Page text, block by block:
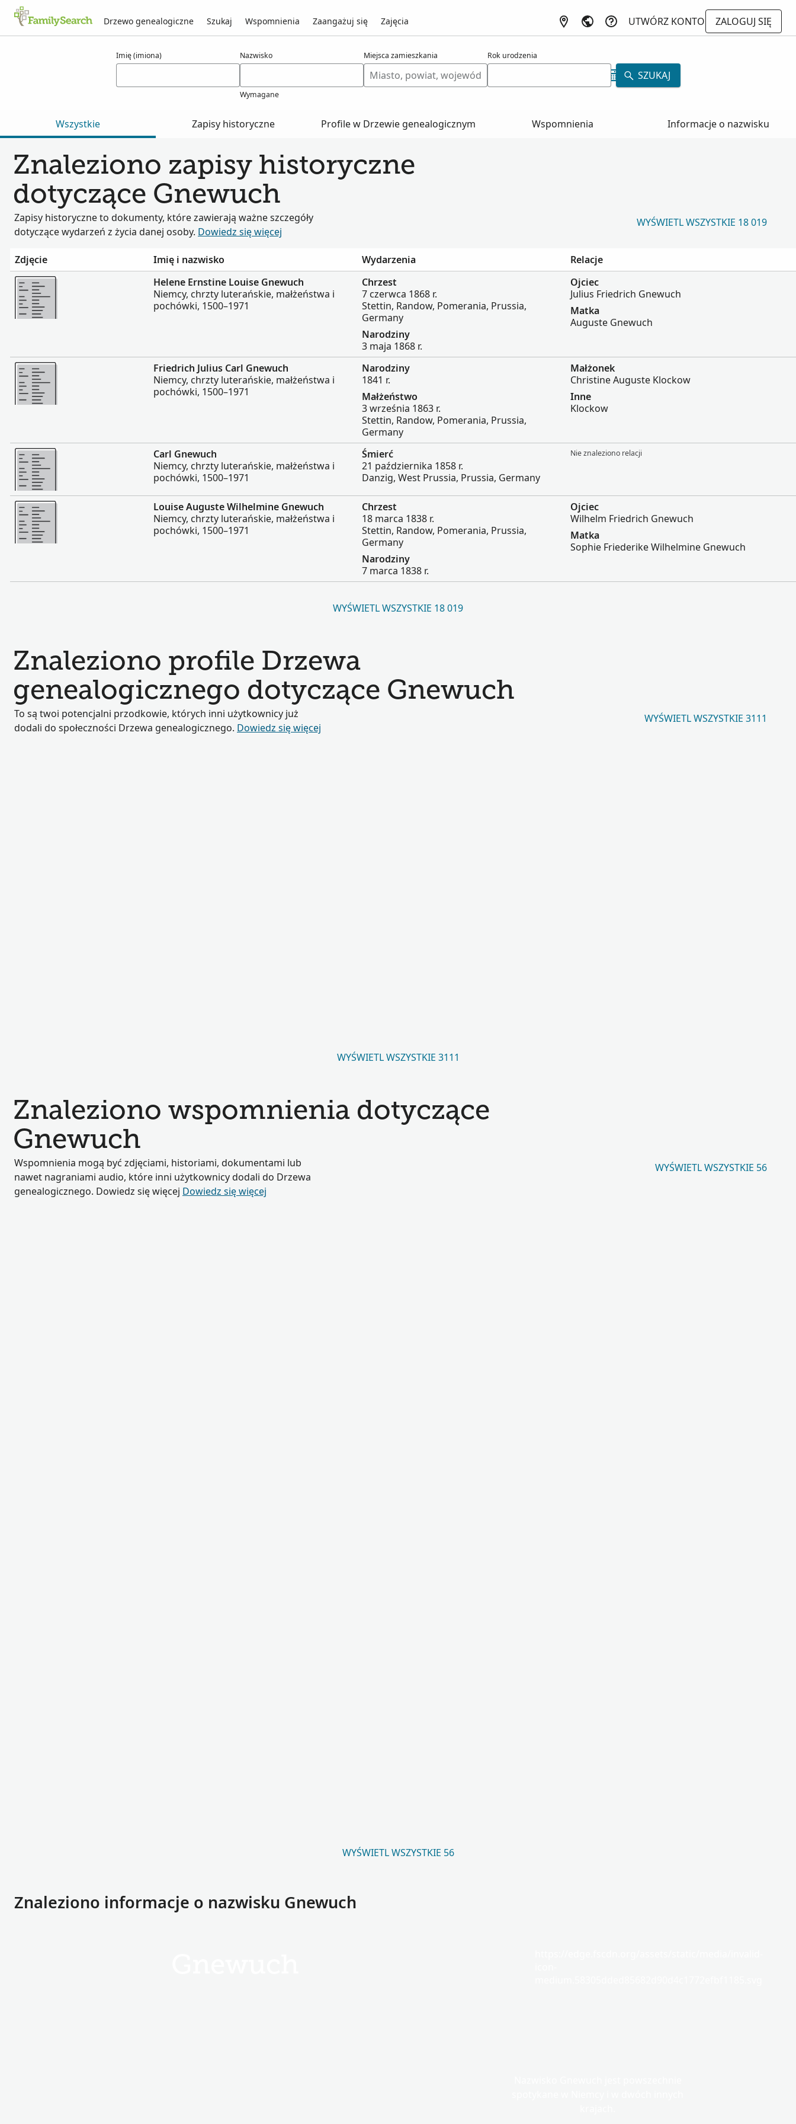
Drzewo genealogiczne Szukaj Wspomnienia Zaangażuj się Zajęcia UTWÓRZ KONTO
ZALOGUJ SIĘ
Imię (imiona) Nazwisko
Wymagane
Miejsca zamieszkania Rok urodzenia
SZUKAJ
Wszystkie Zapisy historyczne Profile w Drzewie genealogicznym Wspomnienia Informacje o nazwisku
Znaleziono zapisy historyczne
dotyczące Gnewuch
Zapisy historyczne to dokumenty, które zawierają ważne szczegóły
dotyczące wydarzeń z życia danej osoby. Dowiedz się więcej
WYŚWIETL WSZYSTKIE 18 019
Zdjęcie Imię i nazwisko Wydarzenia
Relacje
Więcej
Helene Ernstine Louise Gnewuch
Niemcy, chrzty luterańskie, małżeństwa i
pochówki, 1500–1971
Chrzest
7 czerwca 1868 r.
Stettin, Randow, Pomerania, Prussia,
Germany
Narodziny
3 maja 1868 r.
Ojciec
Julius Friedrich Gnewuch
Matka
Auguste Gnewuch
Więcej
Friedrich Julius Carl Gnewuch
Niemcy, chrzty luterańskie, małżeństwa i
pochówki, 1500–1971
Narodziny
1841 r.
Małżeństwo
3 września 1863 r.
Stettin, Randow, Pomerania, Prussia,
Germany
Małżonek
Christine Auguste Klockow
Inne
Klockow
Więcej
Carl Gnewuch
Niemcy, chrzty luterańskie, małżeństwa i
pochówki, 1500–1971
Śmierć
21 października 1858 r.
Danzig, West Prussia, Prussia, Germany
Nie znaleziono relacji
Więcej
Louise Auguste Wilhelmine Gnewuch
Niemcy, chrzty luterańskie, małżeństwa i
pochówki, 1500–1971
Chrzest
18 marca 1838 r.
Stettin, Randow, Pomerania, Prussia,
Germany
Narodziny
7 marca 1838 r.
Ojciec
Wilhelm Friedrich Gnewuch
Matka
Sophie Friederike Wilhelmine Gnewuch
WYŚWIETL WSZYSTKIE 18 019
Znaleziono profile Drzewa
genealogicznego dotyczące Gnewuch
To są twoi potencjalni przodkowie, których inni użytkownicy już
dodali do społeczności Drzewa genealogicznego. Dowiedz się więcej
WYŚWIETL WSZYSTKIE 3111
WYŚWIETL WSZYSTKIE 3111
Znaleziono wspomnienia dotyczące
Gnewuch
Wspomnienia mogą być zdjęciami, historiami, dokumentami lub
nawet nagraniami audio, które inni użytkownicy dodali do Drzewa
genealogicznego. Dowiedz się więcej Dowiedz się więcej
WYŚWIETL WSZYSTKIE 56
WYŚWIETL WSZYSTKIE 56
Znaleziono informacje o nazwisku Gnewuch